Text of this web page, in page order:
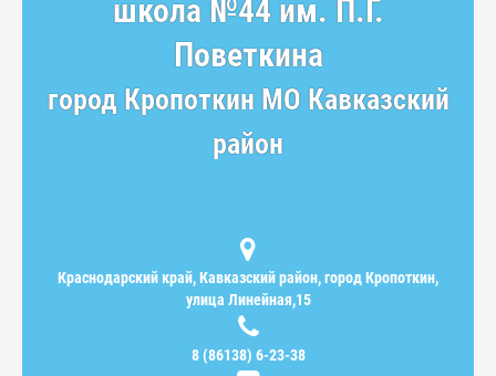
школа №44 им. П.Г.
Поветкина
город Кропоткин МО Кавказский
район
Краснодарский край, Кавказский район, город Кропоткин,
улица Линейная,15
8 (86138) 6-23-38